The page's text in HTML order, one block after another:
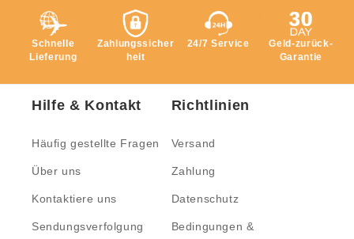
Schnelle
Lieferung
Zahlungssicher
heit
24/7 Service
Geld-zurück-
Garantie
Hilfe & Kontakt
Häufig gestellte Fragen
Über uns
Kontaktiere uns
Sendungsverfolgung
Richtlinien
Versand
Zahlung
Datenschutz
Bedingungen &